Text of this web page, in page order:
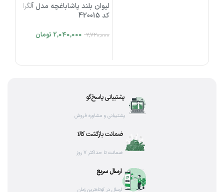
لیوان بلند پاشاباغچه مدل آلگرا
کد 420015
2,720,000
2,040,000 تومان
ارسال سریع
ارسال در کوتاه‌ترین زمان
ضمانت بازگشت کالا
ضمانت تا حداکثر ۷ روز
پشتیبانی پاسخ‌گو
پشتیبانی و مشاوره فروش